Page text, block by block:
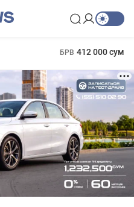
БРВ 412 000 сум